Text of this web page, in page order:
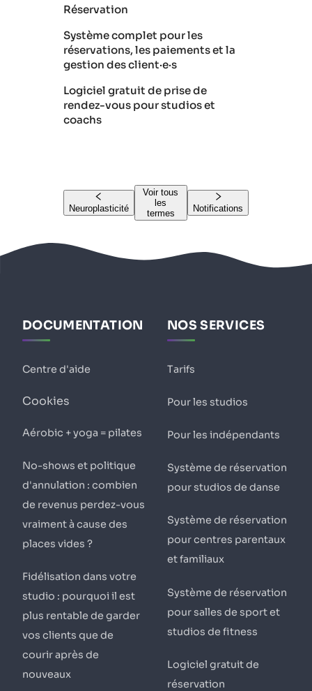
Réservation
Système complet pour les
réservations, les paiements et la
gestion des client·e·s
Logiciel gratuit de prise de
rendez-vous pour studios et
coachs
Neuroplasticité
Voir tous
les
termes
Notifications
DOCUMENTATION
Centre d'aide
Cookies
Aérobic + yoga = pilates
No-shows et politique
d'annulation : combien
de revenus perdez-vous
vraiment à cause des
places vides ?
Fidélisation dans votre
studio : pourquoi il est
plus rentable de garder
vos clients que de
courir après de
nouveaux
NOS SERVICES
Tarifs
Pour les studios
Pour les indépendants
Système de réservation
pour studios de danse
Système de réservation
pour centres parentaux
et familiaux
Système de réservation
pour salles de sport et
studios de fitness
Logiciel gratuit de
réservation